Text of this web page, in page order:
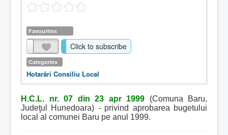
Favourites
Click to subscribe
Categories
Hotarâri Consiliu Local
H.C.L. nr. 07 din 23 apr 1999 (Comuna Baru,
Judeţul Hunedoara) - privind aprobarea bugetului
local al comunei Baru pe anul 1999.